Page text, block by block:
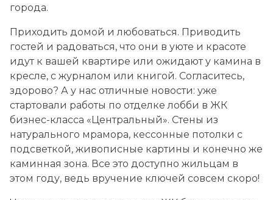
города.
Приходить домой и любоваться. Приводить
гостей и радоваться, что они в уюте и красоте
идут к вашей квартире или ожидают у камина в
кресле, с журналом или книгой. Согласитесь,
здорово? А у нас отличные новости: уже
стартовали работы по отделке лобби в ЖК
бизнес-класса «Центральный». Стены из
натурального мрамора, кессонные потолки с
подсветкой, живописные картины и конечно же
каминная зона. Все это доступно жильцам в
этом году, ведь вручение ключей совсем скоро!
г. Анапа
от 19.09 млн ₽
КП "Вилла Соле"
г. Анапа
КП "Загород"
г. Анапа